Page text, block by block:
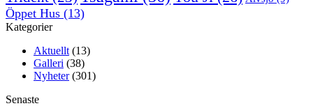
Öppet Hus (13)
Kategorier
Aktuellt (13)
Galleri (38)
Nyheter(301)
Senaste